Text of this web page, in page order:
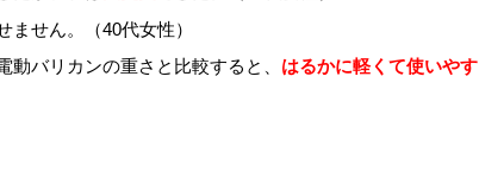
ません。（40代女性）
バリカンの重さと比較すると、 はるかに軽くて使いやす